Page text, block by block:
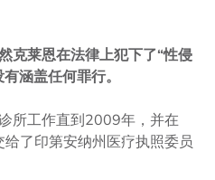
克莱恩在法律上犯下了“性侵
涵盖任何罪行。
所工作直到2009年，并在
了印第安纳州医疗执照委员